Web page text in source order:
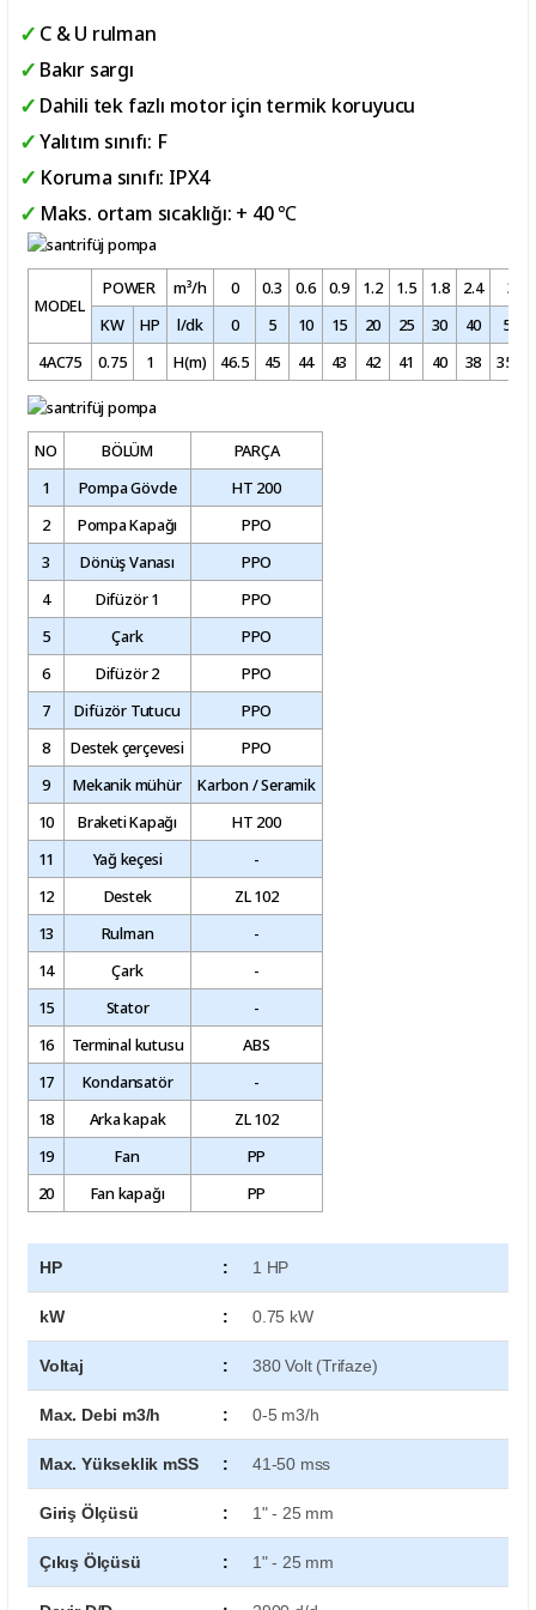
C & U rulman
Bakır sargı
Dahili tek fazlı motor için termik koruyucu
Yalıtım sınıfı: F
Koruma sınıfı: IPX4
Maks. ortam sıcaklığı: + 40 ℃
MODEL
POWER m³/h 0 0.3 0.6 0.9 1.2 1.5 1.8 2.4
3
KW
HP l/dk 0 5 10 15 20 25 30 40
50
4AC75
0.75 1 H(m) 46.5 45 44 43 42 41 40 38 35.5
NO BÖLÜM
PARÇA
1
Pompa Gövde
HT 200
2
Pompa Kapağı
PPO
3
Dönüş Vanası
PPO
4
Difüzör 1
PPO
5
Çark
PPO
6
Difüzör 2
PPO
7
Difüzör Tutucu
PPO
8
Destek çerçevesi
PPO
9
Mekanik mühür
Karbon / Seramik
10
Braketi Kapağı
HT 200
11
Yağ keçesi
-
12
Destek
ZL 102
13
Rulman
-
14
Çark
-
15
Stator
-
16
Terminal kutusu
ABS
17
Kondansatör
-
18
Arka kapak
ZL 102
19
Fan
PP
20
Fan kapağı PP
HP : 1 HP
kW : 0.75 kW
Voltaj : 380 Volt (Trifaze)
Max. Debi m3/h : 0-5 m3/h
Max. Yükseklik mSS : 41-50 mss
Giriş Ölçüsü : 1" - 25 mm
Çıkış Ölçüsü : 1" - 25 mm